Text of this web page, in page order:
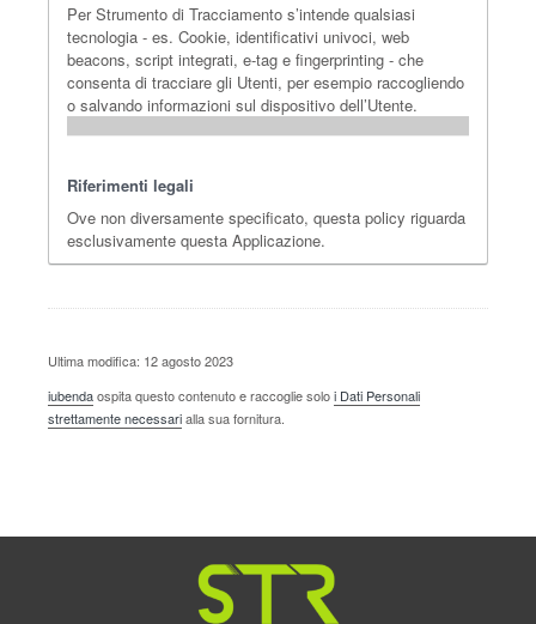
Per Strumento di Tracciamento s’intende qualsiasi
tecnologia - es. Cookie, identificativi univoci, web
beacons, script integrati, e-tag e fingerprinting - che
consenta di tracciare gli Utenti, per esempio raccogliendo
o salvando informazioni sul dispositivo dell’Utente.
Riferimenti legali
Ove non diversamente specificato, questa policy riguarda
esclusivamente questa Applicazione.
Ultima modifica: 12 agosto 2023
iubendaospita questo contenuto e raccoglie soloi Dati Personali
strettamente necessarialla sua fornitura.